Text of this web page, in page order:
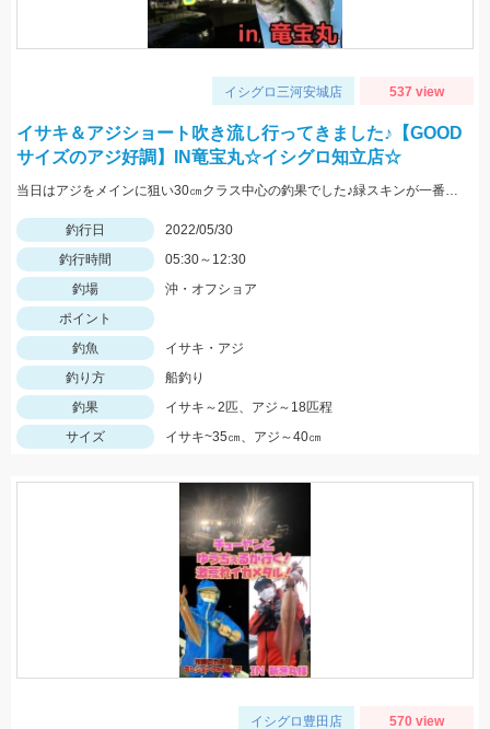
イシグロ三河安城店 537 view
イサキ＆アジショート吹き流し行ってきました♪【GOOD
サイズのアジ好調】IN竜宝丸☆イシグロ知立店☆
当日はアジをメインに狙い30㎝クラス中心の釣果でした♪緑スキンが一番反応が良く連掛けもありましたよ♪
釣行日
2022/05/30
釣行時間
05:30～12:30
釣場
沖・オフショア
ポイント
釣魚
イサキ・アジ
釣り方
船釣り
釣果
イサキ～2匹、アジ～18匹程
サイズ
イサキ~35㎝、アジ～40㎝
イシグロ豊田店 570 view